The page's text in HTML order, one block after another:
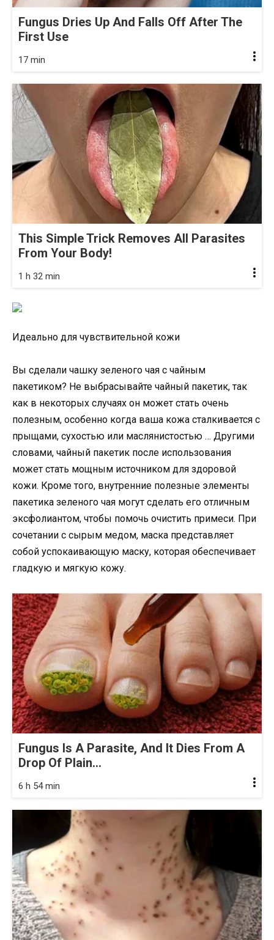
Fungus Dries Up And Falls Off After The
First Use
17 min
This Simple Trick Removes All Parasites
From Your Body!
1 h 32 min
Идеально для чувствительной кожи
Вы сделали чашку зеленого чая с чайным
пакетиком? Не выбрасывайте чайный пакетик, так
как в некоторых случаях он может стать очень
полезным, особенно когда ваша кожа сталкивается с
прыщами, сухостью или маслянистостью … Другими
словами, чайный пакетик после использования
может стать мощным источником для здоровой
кожи. Кроме того, внутренние полезные элементы
пакетика зеленого чая могут сделать его отличным
эксфолиантом, чтобы помочь очистить примеси. При
сочетании с сырым медом, маска представляет
собой успокаивающую маску, которая обеспечивает
гладкую и мягкую кожу.
Fungus Is A Parasite, And It Dies From A
Drop Of Plain...
6 h 54 min